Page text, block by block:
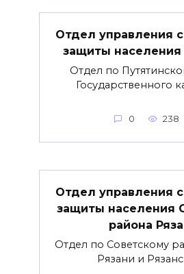
Отдел управления
защиты населения
Отдел по
Государственного
0 238
Отдел управления
защиты населения
района
Отдел по Советскому
Рязани и